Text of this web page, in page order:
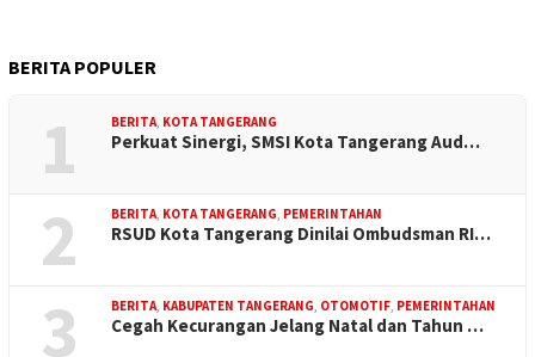
BERITA POPULER
1 BERITA, KOTA TANGERANG
Perkuat Sinergi, SMSI Kota Tangerang Aud…
2 BERITA, KOTA TANGERANG, PEMERINTAHAN
RSUD Kota Tangerang Dinilai Ombudsman RI…
3 BERITA, KABUPATEN TANGERANG, OTOMOTIF, PEMERINTAHAN
Cegah Kecurangan Jelang Natal dan Tahun …